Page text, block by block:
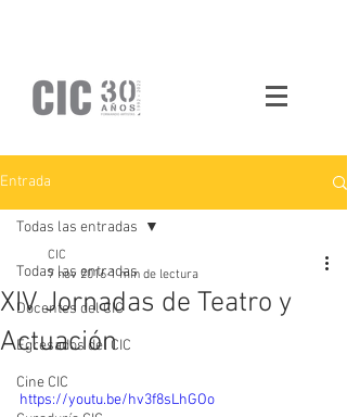
Entrada
Todas las entradas
Docentes del CIC
Egresados del CIC
Cine CIC
Todas las entradas
XIV Jornadas de Teatro y
Actuación
CIC
7 nov 2016 1 min de lectura
https://youtu.be/hv3f8sLhGOo